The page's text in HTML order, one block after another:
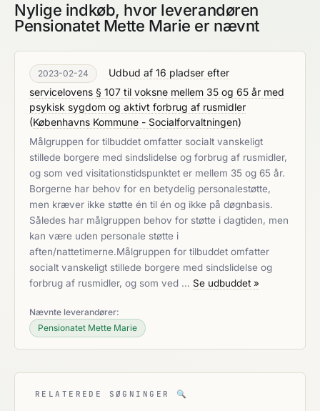
Nylige indkøb, hvor leverandøren
Pensionatet Mette Marie er nævnt
2023-02-24
Udbud af 16 pladser efter
servicelovens § 107 til voksne mellem 35 og 65 år med
psykisk sygdom og aktivt forbrug af rusmidler
(Københavns Kommune - Socialforvaltningen)
Målgruppen for tilbuddet omfatter socialt vanskeligt
stillede borgere med sindslidelse og forbrug af rusmidler,
og som ved visitationstidspunktet er mellem 35 og 65 år.
Borgerne har behov for en betydelig personalestøtte,
men kræver ikke støtte én til én og ikke på døgnbasis.
Således har målgruppen behov for støtte i dagtiden, men
kan være uden personale støtte i
aften/nattetimerne.Målgruppen for tilbuddet omfatter
socialt vanskeligt stillede borgere med sindslidelse og
forbrug af rusmidler, og som ved … Se udbuddet »
Nævnte leverandører:
Pensionatet Mette Marie
RELATEREDE SØGNINGER 🔍